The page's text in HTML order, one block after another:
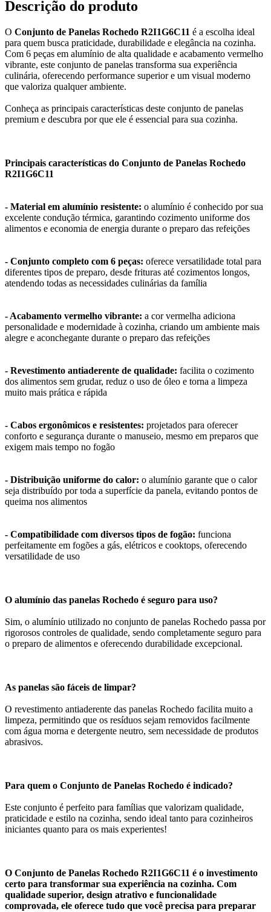
Descrição do produto
O Conjunto de Panelas Rochedo R2I1G6C11 é a escolha ideal
para quem busca praticidade, durabilidade e elegância na cozinha.
Com 6 peças em alumínio de alta qualidade e acabamento vermelho
vibrante, este conjunto de panelas transforma sua experiência
culinária, oferecendo performance superior e um visual moderno
que valoriza qualquer ambiente.
Conheça as principais características deste conjunto de panelas
premium e descubra por que ele é essencial para sua cozinha.
Principais características do Conjunto de Panelas Rochedo
R2I1G6C11
- Material em alumínio resistente: o alumínio é conhecido por sua
excelente condução térmica, garantindo cozimento uniforme dos
alimentos e economia de energia durante o preparo das refeições
- Conjunto completo com 6 peças: oferece versatilidade total para
diferentes tipos de preparo, desde frituras até cozimentos longos,
atendendo todas as necessidades culinárias da família
- Acabamento vermelho vibrante: a cor vermelha adiciona
personalidade e modernidade à cozinha, criando um ambiente mais
alegre e aconchegante durante o preparo das refeições
- Revestimento antiaderente de qualidade: facilita o cozimento
dos alimentos sem grudar, reduz o uso de óleo e torna a limpeza
muito mais prática e rápida
- Cabos ergonômicos e resistentes: projetados para oferecer
conforto e segurança durante o manuseio, mesmo em preparos que
exigem mais tempo no fogão
- Distribuição uniforme do calor: o alumínio garante que o calor
seja distribuído por toda a superfície da panela, evitando pontos de
queima nos alimentos
- Compatibilidade com diversos tipos de fogão: funciona
perfeitamente em fogões a gás, elétricos e cooktops, oferecendo
versatilidade de uso
O alumínio das panelas Rochedo é seguro para uso?
Sim, o alumínio utilizado no conjunto de panelas Rochedo passa por
rigorosos controles de qualidade, sendo completamente seguro para
o preparo de alimentos e oferecendo durabilidade excepcional.
As panelas são fáceis de limpar?
O revestimento antiaderente das panelas Rochedo facilita muito a
limpeza, permitindo que os resíduos sejam removidos facilmente
com água morna e detergente neutro, sem necessidade de produtos
abrasivos.
Para quem o Conjunto de Panelas Rochedo é indicado?
Este conjunto é perfeito para famílias que valorizam qualidade,
praticidade e estilo na cozinha, sendo ideal tanto para cozinheiros
iniciantes quanto para os mais experientes!
O Conjunto de Panelas Rochedo R2I1G6C11 é o investimento
certo para transformar sua experiência na cozinha. Com
qualidade superior, design atrativo e funcionalidade
comprovada, ele oferece tudo que você precisa para preparar